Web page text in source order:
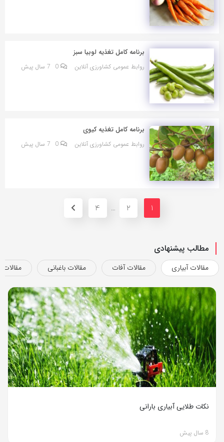
برنامه کامل تغذیه لوبیا سبز
روابط عمومی کشاورزی آنلاین 0 7 سال پیش
برنامه کامل تغذیه کیوی
روابط عمومی کشاورزی آنلاین 0 7 سال پیش
1
2
…
4
مطالب پیشنهادی
مقالات آبیاری مقالات آفات مقالات باغبانی مقالات
نکات طلایی آبیاری بارانی
8 سال پیش